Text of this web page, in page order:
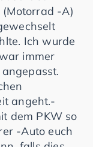
-A)
Ich wurde
immer
angeht.-
dem PKW so
-Auto euch